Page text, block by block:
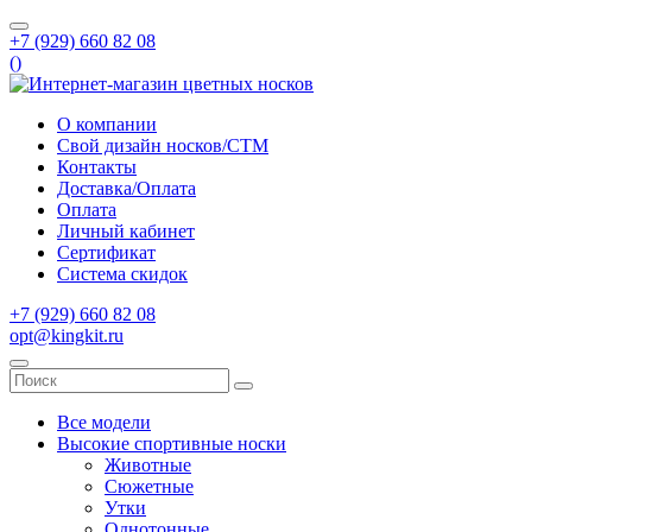
+7 (929) 660 82 08
()
О компании
Свой дизайн носков/СТМ
Контакты
Доставка/Оплата
Оплата
Личный кабинет
Сертификат
Система скидок
+7 (929) 660 82 08
opt@kingkit.ru
Все модели
Высокие спортивные носки
Животные
Сюжетные
Утки